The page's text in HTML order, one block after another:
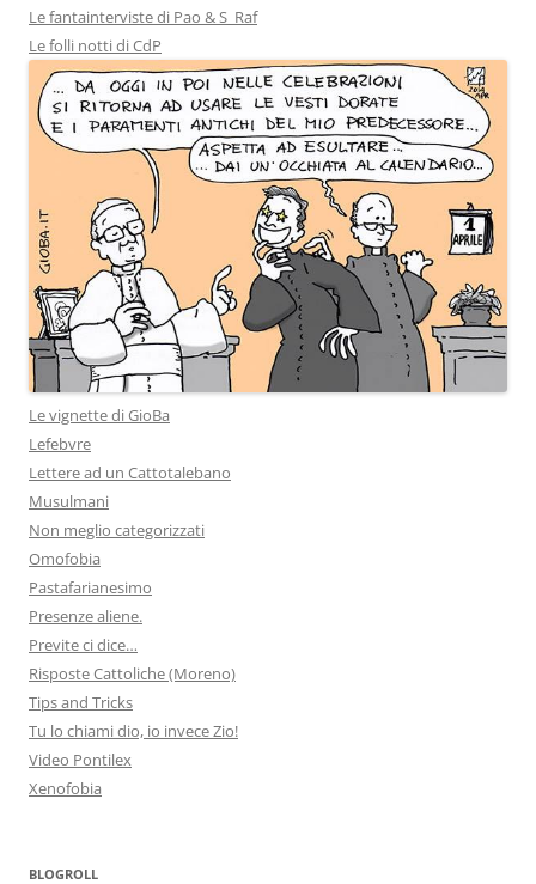
Le fantainterviste di Pao & S_Raf
Le folli notti di CdP
Le vignette di GioBa
Lefebvre
Lettere ad un Cattotalebano
Musulmani
Non meglio categorizzati
Omofobia
Pastafarianesimo
Presenze aliene.
Previte ci dice…
Risposte Cattoliche (Moreno)
Tips and Tricks
Tu lo chiami dio, io invece Zio!
Video Pontilex
Xenofobia
BLOGROLL